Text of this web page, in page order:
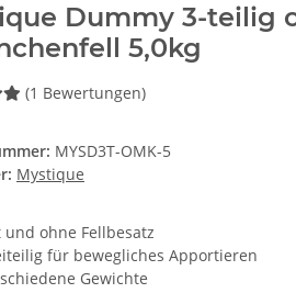
Dummy 3-teilig
5,0kg
(1 Bewertungen)
MYSD3T-OMK-5
Mystique
und ohne Fellbesatz
für bewegliches Apportieren
Gewichte